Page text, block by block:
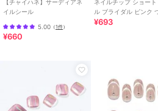
【チャイハネ】サーディアネ
イルシール
5.00 （1件）
¥660
ネイルチップ ショー
ル ブライダル ピンク
¥693